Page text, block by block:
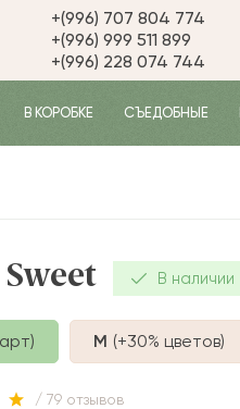
+(996) 707 804 774
+(996) 999 511 899
+(996) 228 074 744
В КОРОБКЕ СЪЕДОБНЫЕ
В наличии
M (+30% цветов)
/ 79 отзывов